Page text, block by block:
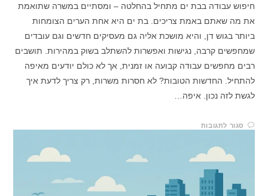
חיפוש עבודה בבת ים מתחיל בהחלטה – ומסתיים במשרה שתואמת
את מה שאתם באמת צריכים. בת ים היא אחת הערים הצומחות
ביותר בגוש דן, והיא מושכת אליה גם מעסיקים חדשים וגם עובדים
שמחפשים קרבה, נגישות ואפשרות להשתלב בשוק במהירות. תושבים
רבים מחפשים עבודה קבועה או זמנית, אך לא כולם יודעים מאיפה
להתחיל. החדשות הטובות? לא חסרות משרות, רק צריך לדעת איך
לגשת לזה נכון. איפה…
סגור לתגובות